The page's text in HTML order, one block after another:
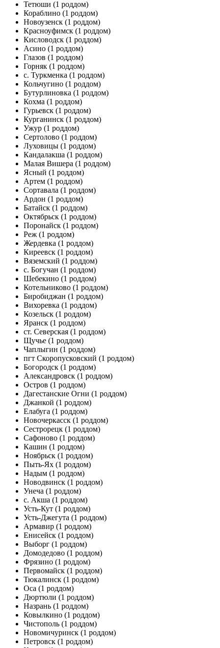
Тетюши (1 роддом)
Кораблино (1 роддом)
Новоузенск (1 роддом)
Красноуфимск (1 роддом)
Кисловодск (1 роддом)
Асино (1 роддом)
Глазов (1 роддом)
Горняк (1 роддом)
с. Туркменка (1 роддом)
Кольчугино (1 роддом)
Бутурлиновка (1 роддом)
Кохма (1 роддом)
Гурьевск (1 роддом)
Курганинск (1 роддом)
Ужур (1 роддом)
Сертолово (1 роддом)
Луховицы (1 роддом)
Кандалакша (1 роддом)
Малая Вишера (1 роддом)
Ясный (1 роддом)
Артем (1 роддом)
Сортавала (1 роддом)
Ардон (1 роддом)
Батайск (1 роддом)
Октябрьск (1 роддом)
Поронайск (1 роддом)
Реж (1 роддом)
Жердевка (1 роддом)
Киреевск (1 роддом)
Вяземский (1 роддом)
с. Богучан (1 роддом)
Шебекино (1 роддом)
Котельниково (1 роддом)
Биробиджан (1 роддом)
Вихоревка (1 роддом)
Козельск (1 роддом)
Яранск (1 роддом)
ст. Северская (1 роддом)
Щучье (1 роддом)
Чаплыгин (1 роддом)
пгт Скоропусковский (1 роддом)
Богородск (1 роддом)
Александровск (1 роддом)
Остров (1 роддом)
Дагестанские Огни (1 роддом)
Джанкой (1 роддом)
Елабуга (1 роддом)
Новочеркасск (1 роддом)
Сестрорецк (1 роддом)
Сафоново (1 роддом)
Кашин (1 роддом)
Ноябрьск (1 роддом)
Пыть-Ях (1 роддом)
Надым (1 роддом)
Новодвинск (1 роддом)
Унеча (1 роддом)
с. Акша (1 роддом)
Усть-Кут (1 роддом)
Усть-Джегута (1 роддом)
Армавир (1 роддом)
Енисейск (1 роддом)
Выборг (1 роддом)
Домодедово (1 роддом)
Фрязино (1 роддом)
Первомайск (1 роддом)
Тюкалинск (1 роддом)
Оса (1 роддом)
Дюртюли (1 роддом)
Назрань (1 роддом)
Ковылкино (1 роддом)
Чистополь (1 роддом)
Новомичуринск (1 роддом)
Петровск (1 роддом)